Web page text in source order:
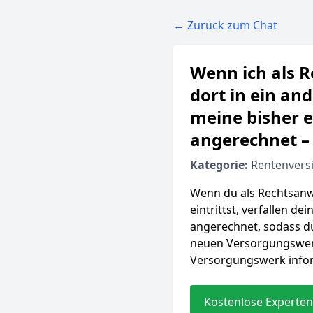
← Zurück zum Chat
Wenn ich als
dort in ein
meine bisher
angerechnet
Kategorie:
Wenn du als
eintrittst, verfallen
angerechnet, sodass
neuen
Versorgungswerk
Kostenlose